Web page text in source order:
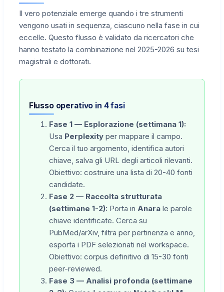
Il vero potenziale emerge quando i tre strumenti
vengono usati in sequenza, ciascuno nella fase in cui
eccelle. Questo flusso è validato da ricercatori che
hanno testato la combinazione nel 2025-2026 su tesi
magistrali e dottorati.
Flusso operativo in 4 fasi
Fase 1 — Esplorazione (settimana 1):
Usa Perplexityper mappare il campo.
Cerca il tuo argomento, identifica autori
chiave, salva gli URL degli articoli rilevanti.
Obiettivo: costruire una lista di 20-40 fonti
candidate.
Fase 2 — Raccolta strutturata
(settimane 1-2): Porta in Anarale parole
chiave identificate. Cerca su
PubMed/arXiv, filtra per pertinenza e anno,
esporta i PDF selezionati nel workspace.
Obiettivo: corpus definitivo di 15-30 fonti
peer-reviewed.
Fase 3 — Analisi profonda (settimane